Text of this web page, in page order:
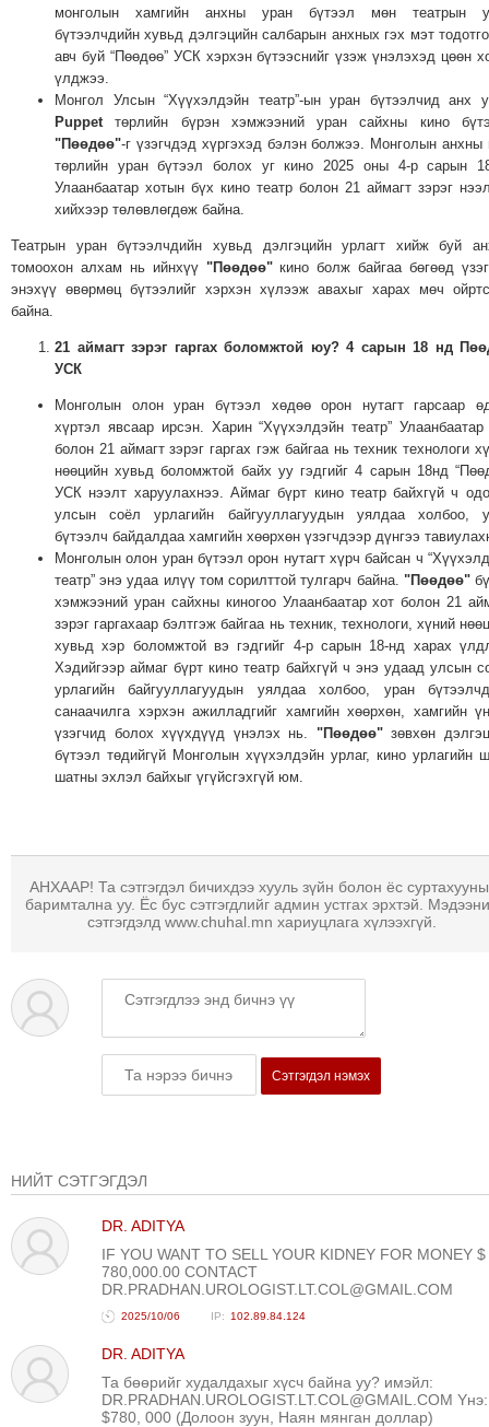
монголын хамгийн анхны уран бүтээл мөн театрын
бүтээлчдийн хувьд дэлгэцийн салбарын анхных гэх мэт
авч буй “Пөөдөө” УСК хэрхэн бүтээснийг үзэж үнэлэхэд цөөн
үлджээ.
Монгол Улсын “Хүүхэлдэйн театр”-ын уран бүтээлчид анх
Puppet төрлийн бүрэн хэмжээний уран сайхны кино
"Пөөдөө"-г үзэгчдэд хүргэхэд бэлэн болжээ. Монголын анхны
төрлийн уран бүтээл болох уг кино 2025 оны 4-р сарын
Улаанбаатар хотын бүх кино театр болон 21 аймагт зэрэг
хийхээр төлөвлөгдөж байна.
Театрын уран бүтээлчдийн хувьд дэлгэцийн урлагт хийж буй
томоохон алхам нь ийнхүү "Пөөдөө"кино болж байгаа бөгөөд
энэхүү өвөрмөц бүтээлийг хэрхэн хүлээж авахыг харах мөч
байна.
21 аймагт зэрэг гаргах боломжтой юу? 4 сарын 18 нд
УСК
Монголын олон уран бүтээл хөдөө орон нутагт гарсаар
хүртэл явсаар ирсэн. Харин “Хүүхэлдэйн театр” Улаанбаатар
болон 21 аймагт зэрэг гаргах гэж байгаа нь техник технологи
нөөцийн хувьд боломжтой байх уу гэдгийг 4 сарын 18нд
УСК нээлт харуулахнээ. Аймаг бүрт кино театр байхгүй ч
улсын соёл урлагийн байгууллагуудын уялдаа холбоо,
бүтээлч байдалдаа хамгийн хөөрхөн үзэгчдээр дүнгээ
Монголын олон уран бүтээл орон нутагт хүрч байсан ч
театр” энэ удаа илүү том сорилттой тулгарч байна. "Пөөдөө"
хэмжээний уран сайхны киногоо Улаанбаатар хот болон 21
зэрэг гаргахаар бэлтгэж байгаа нь техник, технологи, хүний
хувьд хэр боломжтой вэ гэдгийг 4-р сарын 18-нд харах
Хэдийгээр аймаг бүрт кино театр байхгүй ч энэ удаад улсын
урлагийн байгууллагуудын уялдаа холбоо, уран
санаачилга хэрхэн ажилладгийг хамгийн хөөрхөн, хамгийн
үзэгчид болох хүүхдүүд үнэлэх нь. "Пөөдөө"зөвхөн
бүтээл төдийгүй Монголын хүүхэлдэйн урлаг, кино урлагийн
шатны эхлэл байхыг үгүйсгэхгүй юм.
АНХААР! Та сэтгэгдэл бичихдээ хууль зүйн болон ёс
баримтална уу. Ёс бус сэтгэгдлийг админ устгах эрхтэй.
сэтгэгдэлд www.chuhal.mn хариуцлага хүлээхгүй.
Сэтгэгдэл нэмэх
НИЙТ СЭТГЭГДЭЛ
DR. ADITYA
IF YOU WANT TO SELL YOUR KIDNEY FOR MONEY $
780,000.00 CONTACT
DR.PRADHAN.UROLOGIST.LT.COL@GMAIL.COM
2025/10/06 102.89.84.124
DR. ADITYA
Та бөөрийг худалдахыг хүсч байна уу? имэйл:
DR.PRADHAN.UROLOGIST.LT.COL@GMAIL.COM Yнэ:
$780, 000 (Долоон зуун, Наян мянган доллар)